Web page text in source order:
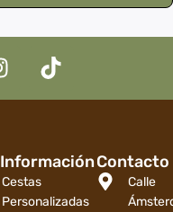
Información
Cestas
Personalizadas
Contacto
Calle